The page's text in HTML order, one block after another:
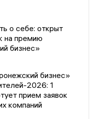
о себе: открыт
на премию
бизнес»
бизнес»
2026: 1
прием заявок
компаний